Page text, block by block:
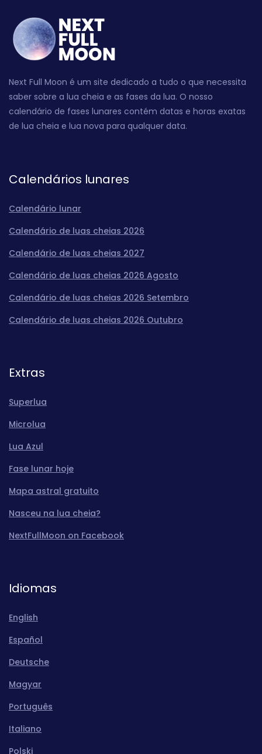
Next Full Moon é um site dedicado a tudo o que necessita
saber sobre a lua cheia e as fases da lua. O nosso
calendário de fases lunares contém datas e horas exatas
de lua cheia e lua nova para qualquer data.
Calendários lunares
Calendário lunar
Calendário de luas cheias 2026
Calendário de luas cheias 2027
Calendário de luas cheias 2026 Agosto
Calendário de luas cheias 2026 Setembro
Calendário de luas cheias 2026 Outubro
Extras
Superlua
Microlua
Lua Azul
Fase lunar hoje
Mapa astral gratuito
Nasceu na lua cheia?
NextFullMoon on Facebook
Idiomas
English
Español
Deutsche
Magyar
Português
Italiano
Polski